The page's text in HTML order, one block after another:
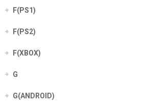
F(PS1)
F(PS2)
F(XBOX)
G
G(ANDROID)